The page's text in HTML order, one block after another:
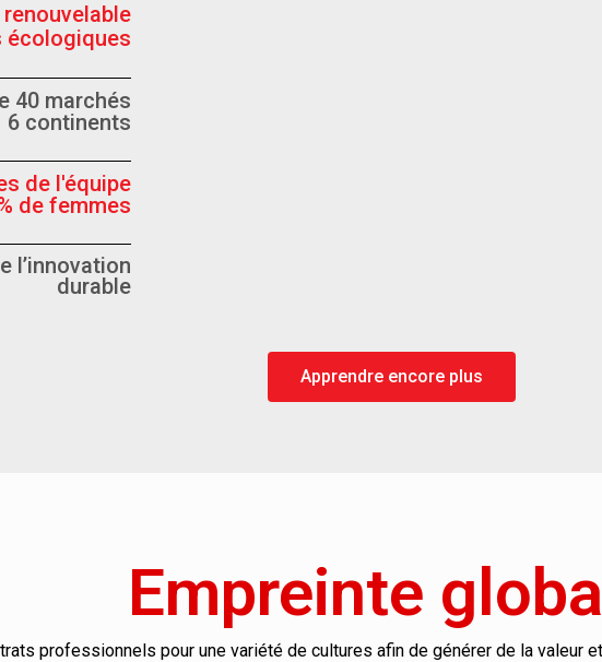
écologiques
40 marchés
6 continents
de l'équipe
de femmes
l’innovation
durable
Apprendre encore plus
Empreinte
professionnels pour une variété de cultures afin de générer de la valeur